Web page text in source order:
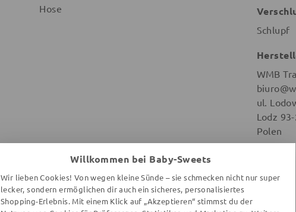
Hose
Schlupf
WMB
ul.
Lodz
Polen
Willkommen bei Baby-Sweets
Wir lieben Cookies! Von wegen kleine Sünde – sie schmecken nicht nur super
lecker, sondern ermöglichen dir auch ein sicheres, personalisiertes
Shopping-Erlebnis. Mit einem Klick auf „Akzeptieren“ stimmst du der